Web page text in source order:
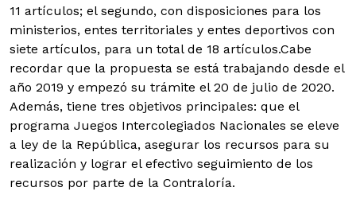
11 artículos; el segundo, con disposiciones para los
ministerios, entes territoriales y entes deportivos con
siete artículos, para un total de 18 artículos.Cabe
recordar que la propuesta se está trabajando desde el
año 2019 y empezó su trámite el 20 de julio de 2020.
Además, tiene tres objetivos principales: que el
programa Juegos Intercolegiados Nacionales se eleve
a ley de la República, asegurar los recursos para su
realización y lograr el efectivo seguimiento de los
recursos por parte de la Contraloría.